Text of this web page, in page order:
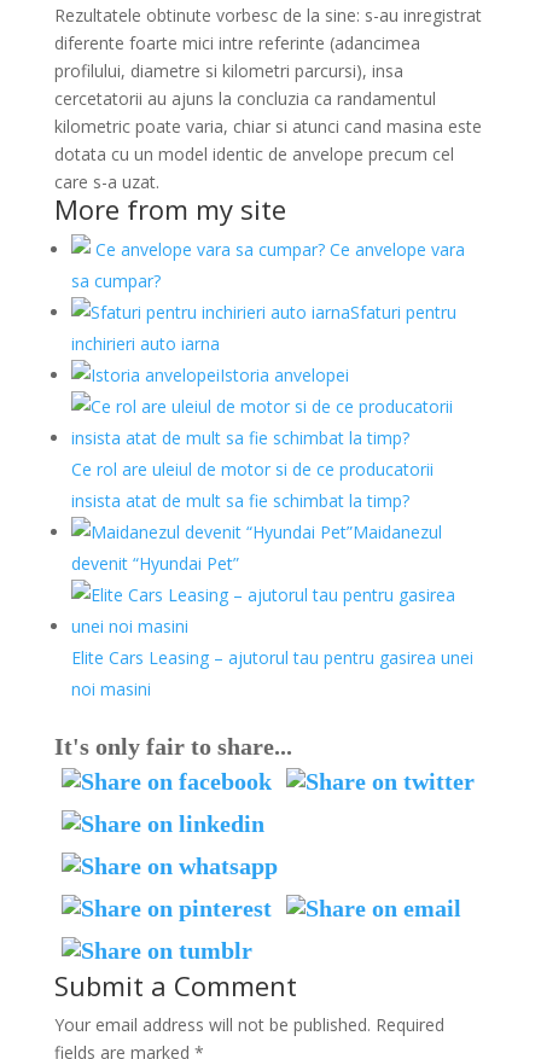
Rezultatele obtinute vorbesc de la sine: s-au inregistrat
diferente foarte mici intre referinte (adancimea
profilului, diametre si kilometri parcursi), insa
cercetatorii au ajuns la concluzia ca randamentul
kilometric poate varia, chiar si atunci cand masina este
dotata cu un model identic de anvelope precum cel
care s-a uzat.
More from my site
​ Ce anvelope vara
sa cumpar?
Sfaturi pentru
inchirieri auto iarna
Istoria anvelopei
Ce rol are uleiul de motor si de ce producatorii
insista atat de mult sa fie schimbat la timp?
Maidanezul
devenit “Hyundai Pet”
Elite Cars Leasing – ajutorul tau pentru gasirea unei
noi masini
It's only fair to share...
Submit a Comment
Your email address will not be published. Required
fields are marked *